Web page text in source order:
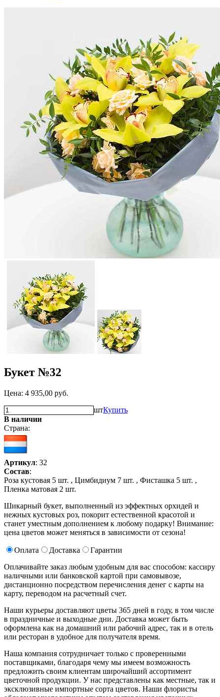
Букет №32
Цена: 4 935,00 руб.
штКупить
В наличии
Страна:
Артикул: 32
Состав:
Роза кустовая 5 шт. , Цимбидиум 7 шт. , Фисташка 5 шт. ,
Пленка матовая 2 шт.
Шикарный букет, выполненный из эффектных орхидей и
нежных кустовых роз, покорит естественной красотой и
станет уместным дополнением к любому подарку! Внимание:
цена цветов может меняться в зависимости от сезона!
Оплата Доставка
Гарантии
Оплачивайте заказ любым удобным для вас способом: кассиру
наличными или банковской картой при самовывозе,
дистанционно посредством перечисления денег с карты на
карту, переводом на расчетный счет.
Наши курьеры доставляют цветы 365 дней в году, в том числе
в праздничные и выходные дни. Доставка может быть
оформлена как на домашний или рабочий адрес, так и в отель
или ресторан в удобное для получателя время.
Наша компания сотрудничает только с проверенными
поставщиками, благодаря чему мы имеем возможность
предложить своим клиентам широчайший ассортимент
цветочной продукции. У нас представлены как местные, так и
эксклюзивные импортные сорта цветов. Наши флористы